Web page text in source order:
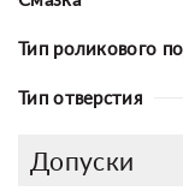
Тип роликового
Тип отверстия
Допуски